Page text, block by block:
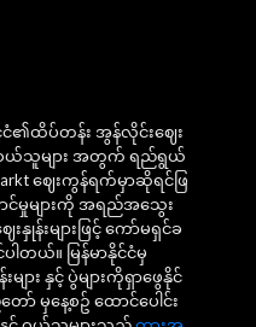
ငံ၏ထိပ်တန်း အွန်လိုင်းဈေး
ဝယ်သူများ အတွက် ရည်ရွယ်
ဈေးကွန်ရက်မှာဆိုရင်ဖြ
င်မှုများကို အရည်အသွေး
န်းများဖြင့် ကော်မရှင်ခ
ါတယ်။ မြန်မာနိုင်ငံမှ
ျား နှင့် ပွဲများကိုရှာဖွေနိုင်
ော် မှနေ့စဥ် ထောင်ပေါင်း